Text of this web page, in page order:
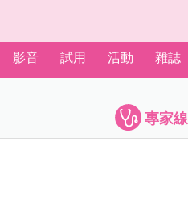
影音 試用 活動 雜誌
專家